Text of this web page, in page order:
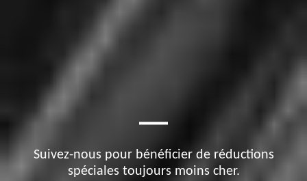
Suivez-nous pour bénéficier de réductions
spéciales toujours moins cher.